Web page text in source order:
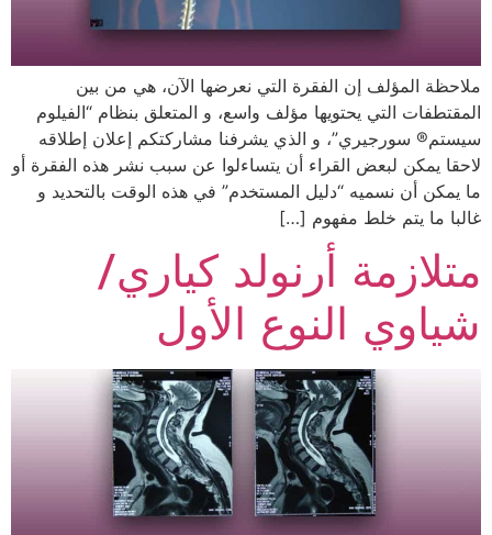
ملاحظة المؤلف إن الفقرة التي نعرضها الآن، هي من بين
المقتطفات التي يحتويها مؤلف واسع، و المتعلق بنظام “الفيلوم
سيستم® سورجيري”، و الذي يشرفنا مشاركتكم إعلان إطلاقه
لاحقا يمكن لبعض القراء أن يتساءلوا عن سبب نشر هذه الفقرة أو
ما يمكن أن نسميه “دليل المستخدم” في هذه الوقت بالتحديد و
غالبا ما يتم خلط مفهوم […]
متلازمة أرنولد كياري/
شياوي النوع الأول